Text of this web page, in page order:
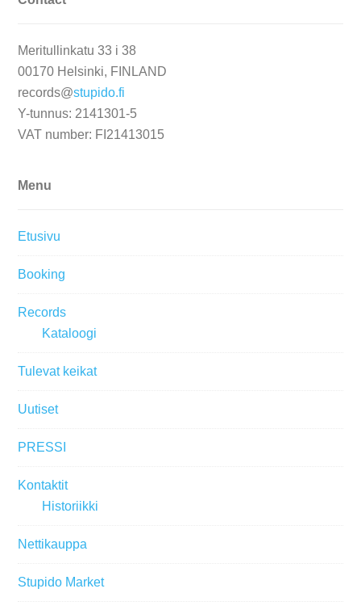
Meritullinkatu 33 i 38
00170 Helsinki, FINLAND
records@stupido.fi
Y-tunnus: 2141301-5
VAT number: FI21413015
Menu
Etusivu
Booking
Records
Kataloogi
Tulevat keikat
Uutiset
PRESSI
Kontaktit
Historiikki
Nettikauppa
Stupido Market